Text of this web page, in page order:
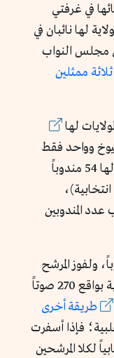
في غرفتي
لها نائبان في
مجلس النواب
ثلاثة ممثلين
لها
وواحد فقط
في الكونجرس)، بينما كاليفورنيا مثلاً لها 54 مندوباً
و52 منطقة انتخابية)،
عدد المندوبين
من 538 مندوباً، ولفوز المرشح
الرئاسي، لا بد من حصوله على الأغلبية بواقع 270 صوتاً
طريقة أخرى
فإذا أسفرت
صوتاً انتخابياً لكلا المرشحين